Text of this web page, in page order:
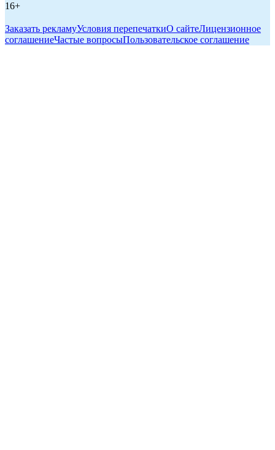
16+
Заказать рекламуУсловия перепечаткиО сайтеЛицензионное
соглашениеЧастые вопросыПользовательское соглашение